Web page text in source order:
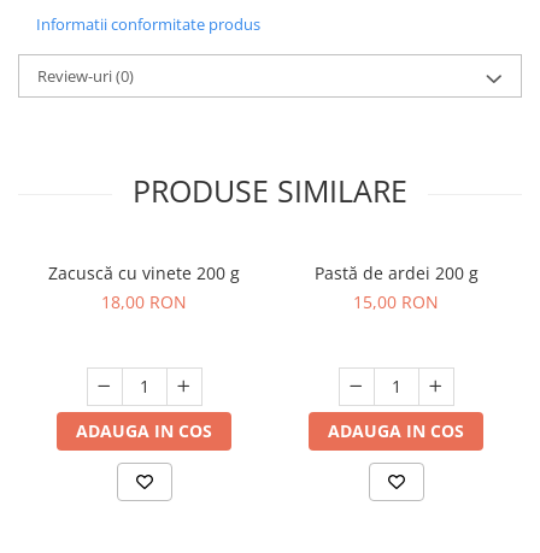
Informatii conformitate produs
Review-uri(0)
PRODUSE SIMILARE
Zacuscă cu vinete 200 g
18,00 RON
ADAUGA IN COS
Pastă de ardei 200 g
15,00 RON
ADAUGA IN COS